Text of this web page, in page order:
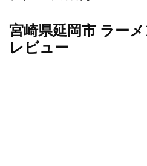
宮崎県延岡市 ラー
レビュー